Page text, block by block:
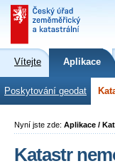
Vítejte Aplikace
Poskytování geodat
Nyní jste zde: Aplikace /
Katastr